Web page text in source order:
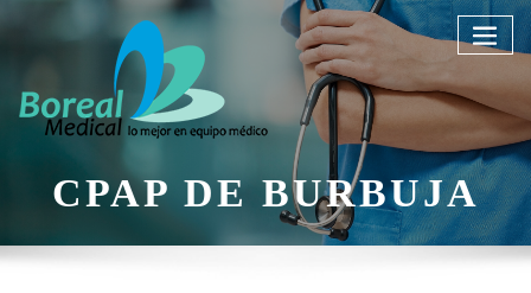
CPAP DE BURBUJA